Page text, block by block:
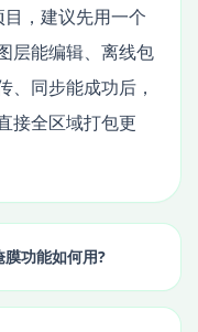
，建议先用一个
层能编辑、离线包
、同步能成功后，
接全区域打包更
功能如何用?